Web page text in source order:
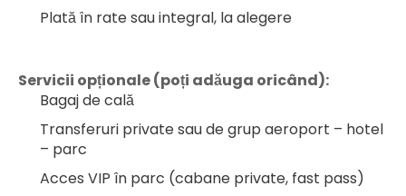
Plată în rate sau integral, la alegere
Servicii opționale (poți adăuga oricând):
Bagaj de cală
Transferuri private sau de grup aeroport – hotel
– parc
Acces VIP în parc (cabane private, fast pass)